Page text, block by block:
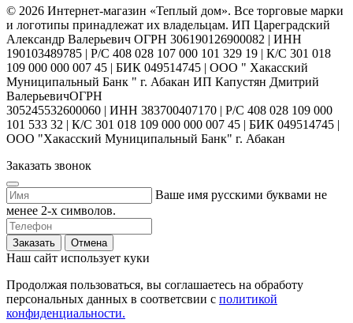
© 2026 Интернет-магазин «Теплый дом». Все торговые марки
и логотипы принадлежат их владельцам. ИП Цареградский
Александр Валерьевич ОГРН 306190126900082 | ИНН
190103489785 | Р/С 408 028 107 000 101 329 19 | К/С 301 018
109 000 000 007 45 | БИК 049514745 | ООО " Хакасский
Муниципальный Банк " г. Абакан ИП Капустян Дмитрий
ВалерьевичОГРН
305245532600060 | ИНН 383700407170 | Р/С 408 028 109 000
101 533 32 | К/С 301 018 109 000 000 007 45 | БИК 049514745 |
ООО "Хакасский Муниципальный Банк" г. Абакан
Заказать звонок
Ваше имя русскими буквами не
менее 2-х символов.
Заказать Отмена
Наш сайт использует куки
Продолжая пользоваться, вы соглашаетесь на обработу
персональных данных в соответсвии с политикой
конфиденциальности.